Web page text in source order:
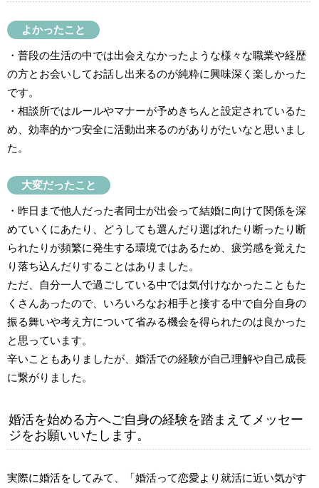
よかったこと
・普段の生活の中では出会えなかったような様々な職業や経歴
の方とお会いしてお話し出来るのが純粋に興味深く楽しかった
です。
・相談所ではルールやマナーが予めきちんと設定されているた
め、効率的かつ安全に活動出来るのがありがたいなと思いまし
た。
大変だったこと
・昨日まで他人だった者同士が出会って結婚に向けて関係を深
めていくにあたり、どうしても選んだり選ばれたり断ったり断
られたりが頻繁に発生する環境ではあるため、疲労感を覚えた
り落ち込んだりすることはありました。
ただ、自分一人で過ごしている中では気付けなかったこともた
くさんあったので、いろいろなお相手と接する中で自分自身の
振る舞いや考え方について省みる機会を得られたのは良かった
と思っています。
辛いこともありましたが、婚活での経験が自己理解や自己成長
に繋がりました。
婚活を始める方へご自身の経験を踏まえてメッセー
ジをお願いいたします。
実際に婚活をしてみて、「婚活って恋愛より就活に近い気がす